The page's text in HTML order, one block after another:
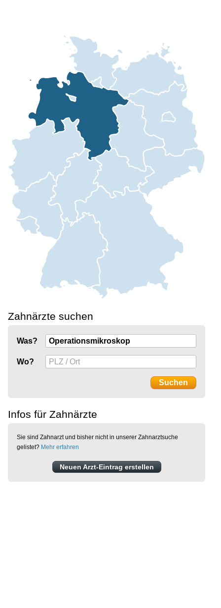
Zahnärzte suchen
Was?
Wo?
Infos für Zahnärzte
Sie sind Zahnarzt und bisher nicht in unserer Zahnarztsuche
gelistet? Mehr erfahren
Neuen Arzt-Eintrag erstellen